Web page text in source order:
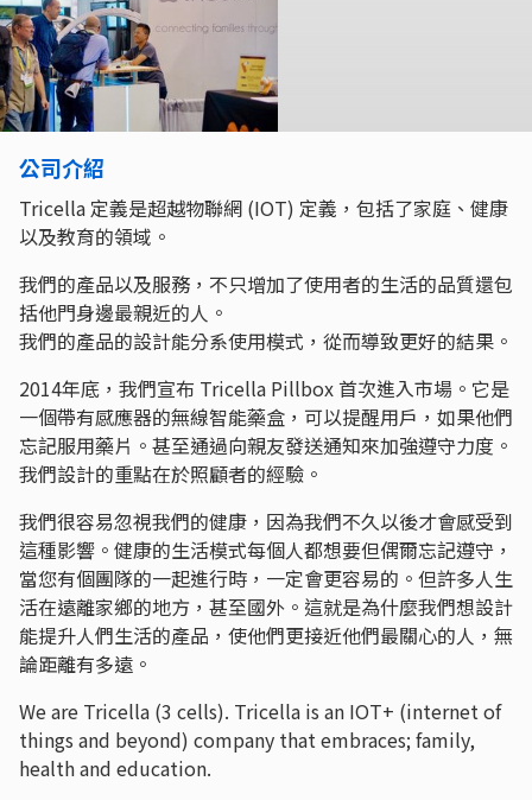
公司介紹
Tricella 定義是超越物聯網 (IOT) 定義，包括了家庭、健康
以及教育的領域。
我們的產品以及服務，不只增加了使用者的生活的品質還包
括他門身邊最親近的人。
我們的產品的設計能分系使用模式，從而導致更好的結果。
2014年底，我們宣布 Tricella Pillbox 首次進入市場。它是
一個帶有感應器的無線智能藥盒，可以提醒用戶，如果他們
忘記服用藥片。甚至通過向親友發送通知來加強遵守力度。
我們設計的重點在於照顧者的經驗。
我們很容易忽視我們的健康，因為我們不久以後才會感受到
這種影響。健康的生活模式每個人都想要但偶爾忘記遵守，
當您有個團隊的一起進行時，一定會更容易的。但許多人生
活在遠離家鄉的地方，甚至國外。這就是為什麼我們想設計
能提升人們生活的產品，使他們更接近他們最關心的人，無
論距離有多遠。
We are Tricella (3 cells). Tricella is an IOT+ (internet of
things and beyond) company that embraces; family,
health and education.